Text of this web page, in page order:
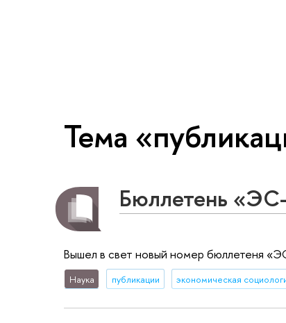
Тема
Бюллетень
Вышел в свет новый номер бюллетеня
Наука публикации экономическая